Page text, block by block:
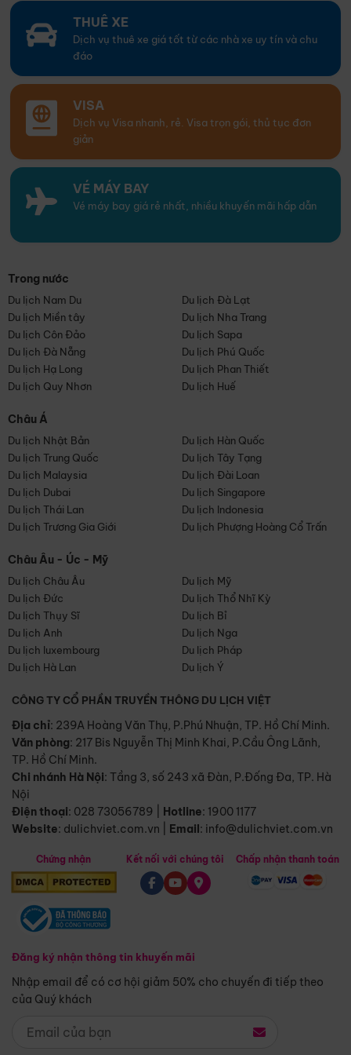
THUÊ XE
Dịch vụ thuê xe giá tốt từ các nhà xe uy tín và chu
đáo
VISA
Dịch vụ Visa nhanh, rẻ. Visa trọn gói, thủ tục đơn
giản
VÉ MÁY BAY
Vé máy bay giá rẻ nhất, nhiều khuyến mãi hấp dẫn
Trong nước
Du lịch Nam Du
Du lịch Đà Lạt
Du lịch Miền tây
Du lịch Nha Trang
Du lịch Côn Đảo
Du lịch Sapa
Du lịch Đà Nẵng
Du lịch Phú Quốc
Du lịch Hạ Long
Du lịch Phan Thiết
Du lịch Quy Nhơn
Du lịch Huế
Châu Á
Du lịch Nhật Bản
Du lịch Hàn Quốc
Du lịch Trung Quốc
Du lịch Tây Tạng
Du lịch Malaysia
Du lịch Đài Loan
Du lịch Dubai
Du lịch Singapore
Du lịch Thái Lan
Du lịch Indonesia
Du lịch Trương Gia Giới
Du lịch Phượng Hoàng Cổ Trấn
Châu Âu - Úc - Mỹ
Du lịch Châu Âu
Du lịch Mỹ
Du lịch Đức
Du lịch Thổ Nhĩ Kỳ
Du lịch Thụy Sĩ
Du lịch Bỉ
Du lịch Anh
Du lịch Nga
Du lịch luxembourg
Du lịch Pháp
Du lịch Hà Lan
Du lịch Ý
CÔNG TY CỔ PHẦN TRUYỀN THÔNG DU LỊCH VIỆT
Địa chỉ: 239A Hoàng Văn Thụ, P.Phú Nhuận, TP. Hồ Chí Minh.
Văn phòng: 217 Bis Nguyễn Thị Minh Khai, P.Cầu Ông Lãnh,
TP. Hồ Chí Minh.
Chi nhánh Hà Nội: Tầng 3, số 243 xã Đàn, P.Đống Đa, TP. Hà
Nội
Điện thoại: 028 73056789 Hotline: 1900 1177
Website: dulichviet.com.vn Email: info@dulichviet.com.vn
Chứng nhận
Đăng ký nhận thông tin khuyến mãi
Nhập email để có cơ hội giảm 50% cho chuyến đi tiếp theo
của Quý khách
Kết nối với chúng tôi Chấp nhận thanh toán